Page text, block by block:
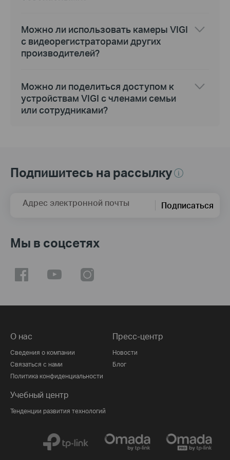
Можно ли использовать камеры VIGI
с видеорегистраторами других
производителей?
Можно ли поделиться доступом к
устройствам VIGI с членами семьи
или сотрудниками?
Подпишитесь на рассылку
Адрес электронной почты Подписаться
Мы в соцсетях
О нас
Сведения о компании
Связаться с нами
Политика конфиденциальности
Пресс-центр
Новости
Блог
Учебный центр
Тенденции развития технологий